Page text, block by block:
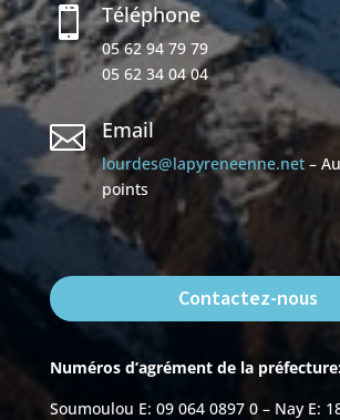
 Téléphone
05 62 94 79 79
05 62 34 04 04
 Email
lourdes@lapyreneenne.net–
points
Contactez-nous
Numéros d’agrément de la
Soumoulou E: 09 064 0897 0 – Nay E: